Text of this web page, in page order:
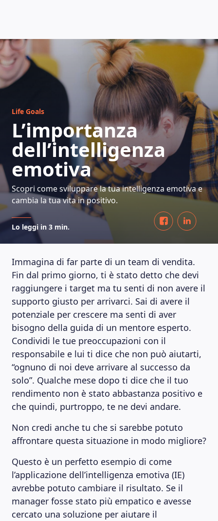
COME FUNZIONA
Life Goals
L’importanza
dell’intelligenza
emotiva
Scopri come sviluppare la tua intelligenza emotiva e
cambia la tua vita in positivo.
Lo leggi in 3 min.
Immagina di far parte di un team di vendita.
Fin dal primo giorno, ti è stato detto che devi
raggiungere i target ma tu senti di non avere il
supporto giusto per arrivarci. Sai di avere il
potenziale per crescere ma senti di aver
bisogno della guida di un mentore esperto.
Condividi le tue preoccupazioni con il
responsabile e lui ti dice che non può aiutarti,
“ognuno di noi deve arrivare al successo da
solo”. Qualche mese dopo ti dice che il tuo
rendimento non è stato abbastanza positivo e
che quindi, purtroppo, te ne devi andare.
Non credi anche tu che si sarebbe potuto
affrontare questa situazione in modo migliore?
Questo è un perfetto esempio di come
l’applicazione dell’intelligenza emotiva (IE)
avrebbe potuto cambiare il risultato. Se il
manager fosse stato più empatico e avesse
cercato una soluzione per aiutare il